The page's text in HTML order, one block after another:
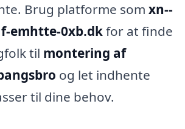
Brug platforme som xn--
emhtte-0xb.dkfor at finde
til montering af
og let indhente
til dine behov.